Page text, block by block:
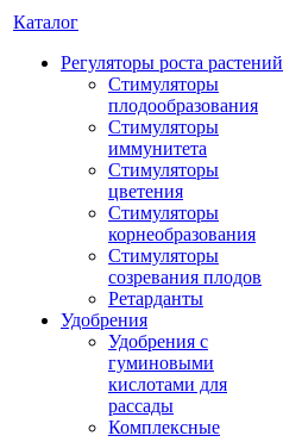
Каталог
Регуляторы роста растений
Стимуляторы
плодообразования
Стимуляторы
иммунитета
Стимуляторы
цветения
Стимуляторы
корнеобразования
Стимуляторы
созревания плодов
Ретарданты
Удобрения
Удобрения с
гуминовыми
кислотами для
рассады
Комплексные